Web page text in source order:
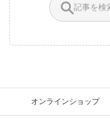
オンラインショップ